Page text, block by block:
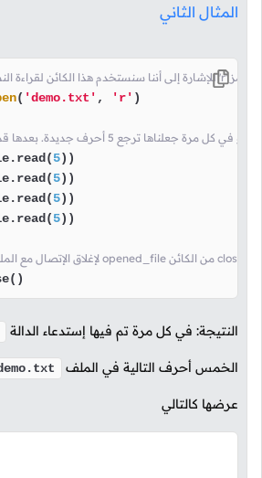
المثال الثاني
( 'demo.txt' , 'r' )
5
5
5
5))
النتيجة: في كل مرة تم فيها إستدعاء الدالة
الخمس أحرف التالية في الملف
عرضها كالتالي